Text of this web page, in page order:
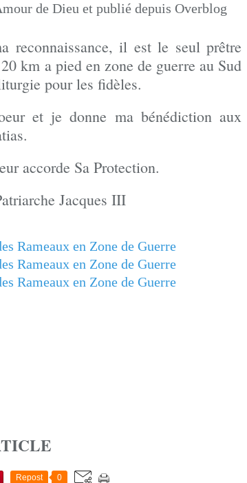
de Dieu et publié depuis Overblog
reconnaissance, il est le seul prêtre
km a pied en zone de guerre au Sud
pour les fidèles.
et je donne ma bénédiction aux
accorde Sa Protection.
Jacques III
Repost 0